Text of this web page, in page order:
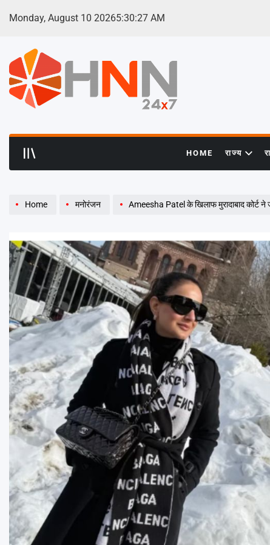
Monday, August 10 20265:30:28 AM
HOME राज्य
Home मनोरंजन Ameesha Patel के खिलाफ मुरादाबाद कोर्ट ने